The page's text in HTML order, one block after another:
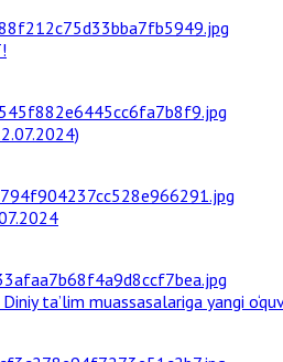
ta’lim muassasalariga yangi